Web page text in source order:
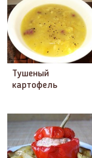
Тушеный
картофель